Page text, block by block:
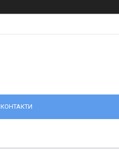
КОНТАКТИ